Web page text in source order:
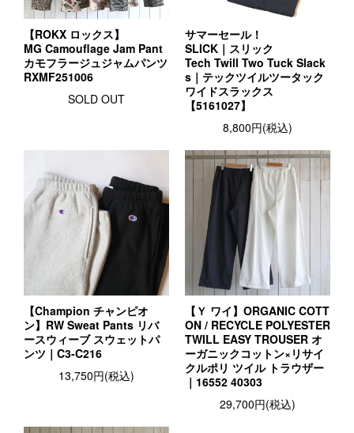
【ROKX ロックス】
MG Camouflage Jam Pant
カモフラージュジャムパンツ
RXMF251006
SOLD OUT
サマーセール！
SLICK｜スリック
Tech Twill Two Tuck Slack
s｜テックツイルツータック
ワイドスラックス
【5161027】
8,800円(税込)
【Champion チャンピオ
ン】RW Sweat Pants リバ
ースウィーブ スウェットパ
ンツ｜C3-C216
13,750円(税込)
【Ｙ ワイ】ORGANIC COTT
ON / RECYCLE POLYESTER
TWILL EASY TROUSER オ
ーガニックコットン×リサイ
クルポリ ツイル トラウザー
｜16552 40303
29,700円(税込)